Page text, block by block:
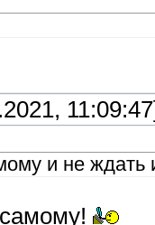
и не ждать